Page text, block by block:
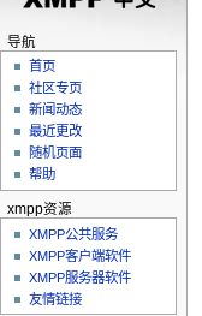
导航
首页
社区专页
新闻动态
最近更改
随机页面
帮助
xmpp资源
XMPP公共服务
XMPP客户端软件
XMPP服务器软件
友情链接